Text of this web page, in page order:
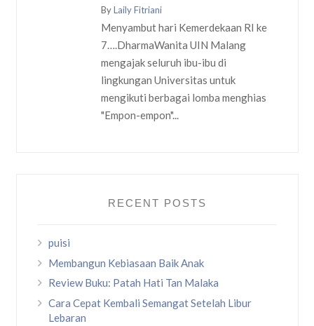
ByLaily Fitriani
Menyambut hari Kemerdekaan RI ke
7….DharmaWanita UIN Malang
mengajak seluruh ibu-ibu di
lingkungan Universitas untuk
mengikuti berbagai lomba menghias
"Empon-empon"...
RECENT POSTS
puisi
Membangun Kebiasaan Baik Anak
Review Buku: Patah Hati Tan Malaka
Cara Cepat Kembali Semangat Setelah Libur
Lebaran